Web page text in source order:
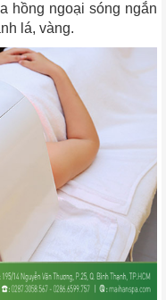
hồng ngoại sóng ngắn
lá, vàng.